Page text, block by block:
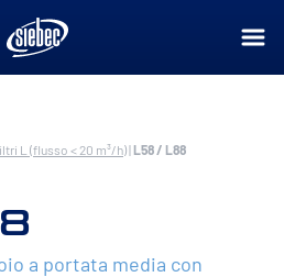
L (flusso < 20 m³/h)|L58 / L88
a portata media con